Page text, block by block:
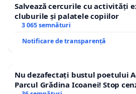
Salvează cercurile cu activități
cluburile și palatele copiilor
3 065 semnături
Notificare de transparență
Nu dezafectați bustul poetului
Parcul Grădina Icoanei! Stop